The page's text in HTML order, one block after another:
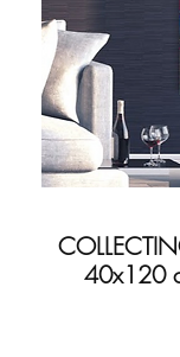
40x120